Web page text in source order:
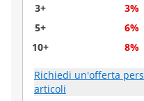
3+
3%
5+
6%
10+
8%
Richiedi un'offerta
articoli